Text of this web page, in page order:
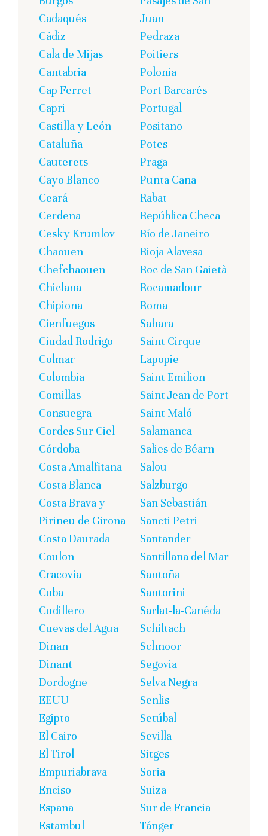
Cadaqués
Cádiz
Cala de Mijas
Cantabria
Cap Ferret
Capri
Castilla y León
Cataluña
Cauterets
Cayo Blanco
Ceará
Cerdeña
Cesky Krumlov
Chaouen
Chefchaouen
Chiclana
Chipiona
Cienfuegos
Ciudad Rodrigo
Colmar
Colombia
Comillas
Consuegra
Cordes Sur Ciel
Córdoba
Costa Amalfitana
Costa Blanca
Costa Brava y
Pirineu de Girona
Costa Daurada
Coulon
Cracovia
Cuba
Cudillero
Cuevas del Agua
Dinan
Dinant
Dordogne
EEUU
Egipto
El Cairo
El Tirol
Empuriabrava
Enciso
España
Estambul
Juan
Pedraza
Poitiers
Polonia
Port Barcarés
Portugal
Positano
Potes
Praga
Punta Cana
Rabat
República Checa
Río de Janeiro
Rioja Alavesa
Roc de San Gaietà
Rocamadour
Roma
Sahara
Saint Cirque
Lapopie
Saint Emilion
Saint Jean de Port
Saint Maló
Salamanca
Salies de Béarn
Salou
Salzburgo
San Sebastián
Sancti Petri
Santander
Santillana del Mar
Santoña
Santorini
Sarlat-la-Canéda
Schiltach
Schnoor
Segovia
Selva Negra
Senlis
Setúbal
Sevilla
Sitges
Soria
Suiza
Sur de Francia
Tánger